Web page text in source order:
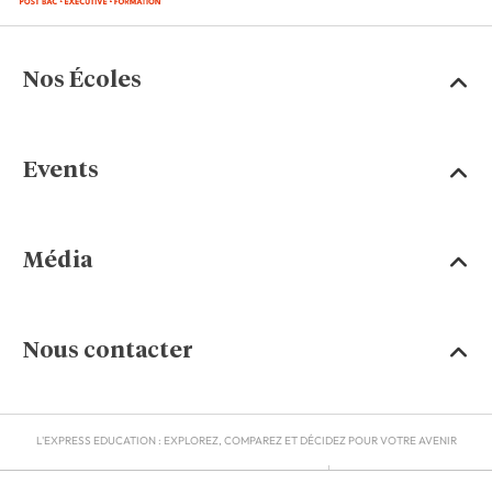
Nos Écoles
Events
Média
Nous contacter
L'EXPRESS EDUCATION : EXPLOREZ, COMPAREZ ET DÉCIDEZ POUR VOTRE AVENIR